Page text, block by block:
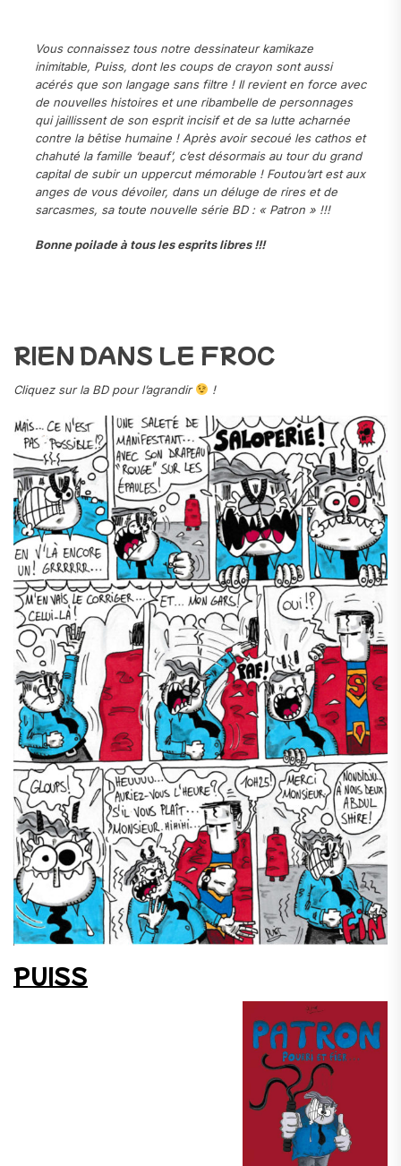
Vous connaissez tous notre dessinateur kamikaze
inimitable, Puiss, dont les coups de crayon sont aussi
acérés que son langage sans filtre ! Il revient en force avec
de nouvelles histoires et une ribambelle de personnages
qui jaillissent de son esprit incisif et de sa lutte acharnée
contre la bêtise humaine ! Après avoir secoué les cathos et
chahuté la famille ‘beauf’, c’est désormais au tour du grand
capital de subir un uppercut mémorable ! Foutou’art est aux
anges de vous dévoiler, dans un déluge de rires et de
sarcasmes, sa toute nouvelle série BD : « Patron » !!!
Bonne poilade à tous les esprits libres !!!
RIEN DANS LE FROC
Cliquez sur la BD pour l’agrandir !
PUISS